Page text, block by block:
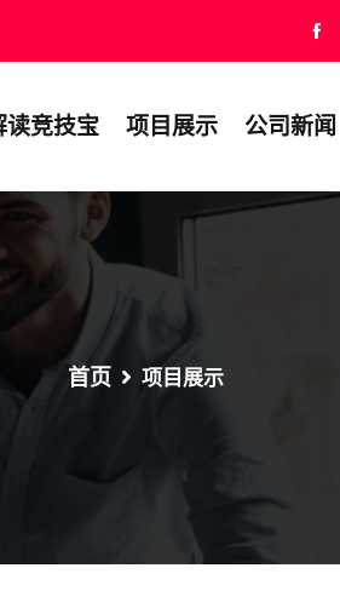
读竞技宝 项目展示 公司新闻
首页 项目展示